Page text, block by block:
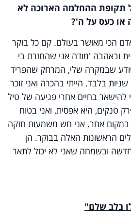
תקופת ההחלמה הארוכה לא
או כעס על ה'?
הכי מאושר בעולם. קם כל בוקר
ובאהבה 'מודה אני שהחזרת בי
שבמקרה שלי, המרחק שהפריד
בין החיים למוות היה 30 שניות בלבד. הייתי בהכרה ואני זוכר
להישאר בחיים אחרי פגיעה של טיל
טנקים, היא אפסית, ואני בטוח
במקום אחר. אני חש משמעות חזקה
הראשונות האלה בבוקר. הן
ובשמחה שאני לא יכול לתאר
בלב שלם"